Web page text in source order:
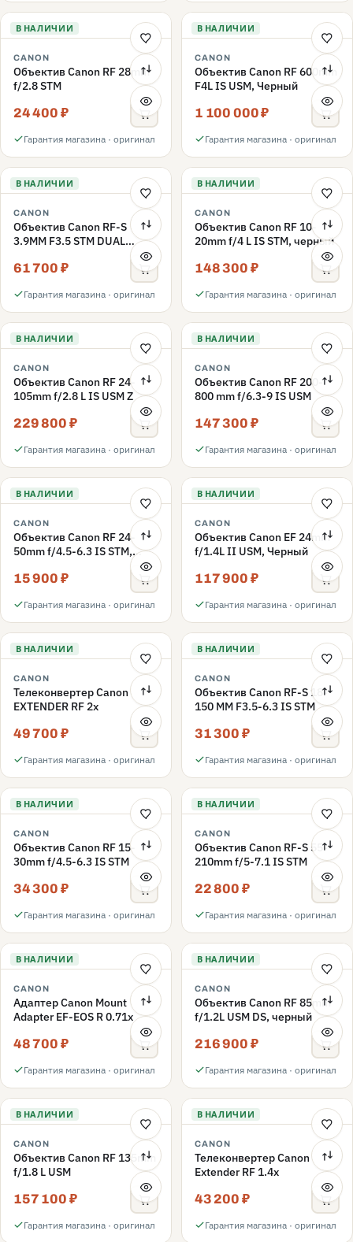
В НАЛИЧИИ
CANON
Объектив Canon RF 28mm
f/2.8 STM
24 400 ₽
Гарантия магазина · оригинал
В НАЛИЧИИ
CANON
Объектив Canon RF 600mm
F4L IS USM, Черный
1 100 000 ₽
Гарантия магазина · оригинал
В НАЛИЧИИ
CANON
Объектив Canon RF-S
3.9MM F3.5 STM DUAL
61 700 ₽
Гарантия магазина · оригинал
В НАЛИЧИИ
CANON
Объектив Canon RF 10-
20mm f/4 L IS STM, черный
148 300 ₽
Гарантия магазина · оригинал
В НАЛИЧИИ
CANON
Объектив Canon RF 24-
105mm f/2.8 L IS USM Z
229 800 ₽
Гарантия магазина · оригинал
В НАЛИЧИИ
CANON
Объектив Canon RF 200-
800 mm f/6.3-9 IS USM
147 300 ₽
Гарантия магазина · оригинал
В НАЛИЧИИ
CANON
Объектив Canon RF 24-
50mm f/4.5-6.3 IS STM,
15 900 ₽
Гарантия магазина · оригинал
В НАЛИЧИИ
CANON
Объектив Canon EF 24mm
f/1.4L II USM, Черный
117 900 ₽
Гарантия магазина · оригинал
В НАЛИЧИИ
CANON
Телеконвертер Canon
EXTENDER RF 2x
49 700 ₽
Гарантия магазина · оригинал
В НАЛИЧИИ
CANON
Объектив Canon RF-S 18-
150 ММ F3.5-6.3 IS STM
31 300 ₽
Гарантия магазина · оригинал
В НАЛИЧИИ
CANON
Объектив Canon RF 15-
30mm f/4.5-6.3 IS STM
34 300 ₽
Гарантия магазина · оригинал
В НАЛИЧИИ
CANON
Объектив Canon RF-S 55-
210mm f/5-7.1 IS STM
22 800 ₽
Гарантия магазина · оригинал
В НАЛИЧИИ
CANON
Адаптер Canon Mount
Adapter EF-EOS R 0.71x
48 700 ₽
Гарантия магазина · оригинал
В НАЛИЧИИ
CANON
Объектив Canon RF 85mm
f/1.2L USM DS, черный
216 900 ₽
Гарантия магазина · оригинал
В НАЛИЧИИ
CANON
Объектив Canon RF 135mm
f/1.8 L USM
157 100 ₽
Гарантия магазина · оригинал
В НАЛИЧИИ
CANON
Телеконвертер Canon
Extender RF 1.4x
43 200 ₽
Гарантия магазина · оригинал